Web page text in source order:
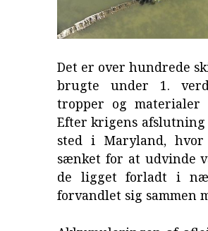
Det er over hundrede
brugte under 1.
tropper og
Efter krigens
sted i Maryland,
sænket for at udvinde
de ligget forladt i
forvandlet sig sammen